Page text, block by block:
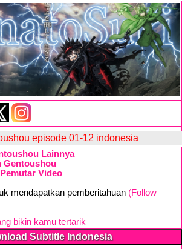
episode 01-12 indonesia
Lainnya
Gentoushou
Video
mendapatkan pemberitahuan (Follow
bikin kamu tertarik
Subtitle Indonesia